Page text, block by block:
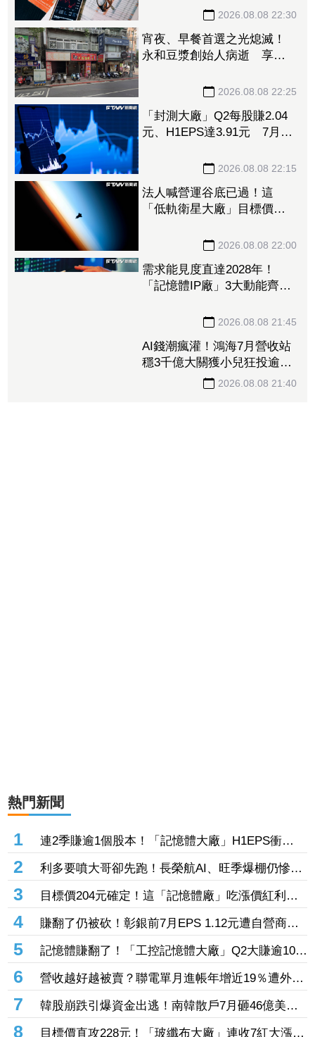
2026.08.08 22:30
宵夜、早餐首選之光熄滅！
永和豆漿創始人病逝 享壽
2026.08.08 22:25
「封測大廠」Q2每股賺2.04
元、H1EPS達3.91元 7月營
2026.08.08 22:15
法人喊營運谷底已過！這
「低軌衛星大廠」目標價衝
營收估成長20%2026.08.08 22:00
需求能見度直達2028年！
「記憶體IP廠」3大動能齊
2026.08.08 21:45
AI錢潮瘋灌！鴻海7月營收站
穩3千億大關獲小兒狂投逾7
萬張居冠 「這檔」單月營
熱門新聞
1
連2季賺逾1個股本！「記憶體大廠」H1EPS衝
20.87元 股價卻殺至跌停鎖死
2
利多要噴大哥卻先跑！長榮航AI、旺季爆棚仍慘冠
賣超王 「這檔鋼鐵」７月營收年增46%也不被買
單
3
目標價204元確定！這「記憶體廠」吃漲價紅利、
Q2毛利率衝70% 全年營運看旺
4
賺翻了仍被砍！彰銀前7月EPS 1.12元遭自營商照
殺2.33億淪賣超王 「這檔記憶體」營收創高也遭
倒
5
記憶體賺翻了！「工控記憶體大廠」Q2大賺逾10股
本、H1EPS達166.45元 7月營收續旺再迎年月雙
增
6
營收越好越被賣？聯電單月進帳年增近19％遭外資
「砍到見骨」 台塑4寶「這檔」營收刷49個月新
高也挨刀
7
韓股崩跌引爆資金出逃！南韓散戶7月砸46億美元